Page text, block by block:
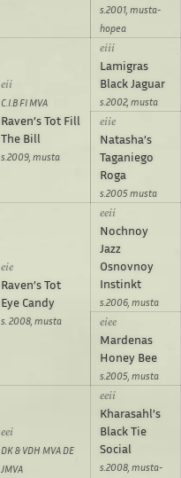
s.2001, musta-
hopea
C.I.B FI MVA
Raven’s Tot Fill
The Bill
s.2009, musta
Lamigras
Black Jaguar
s.2002, musta
Natasha’s
Taganiego
Roga
s.2005 musta
Raven’s Tot
Eye Candy
s. 2008, musta
Nochnoy
Jazz
Osnovnoy
Instinkt
s.2006, musta
Mardenas
Honey Bee
s.2005, musta
DK & VDH MVA DE
JMVA
Kharasahl’s
Black Tie
Social
s.2008, musta-